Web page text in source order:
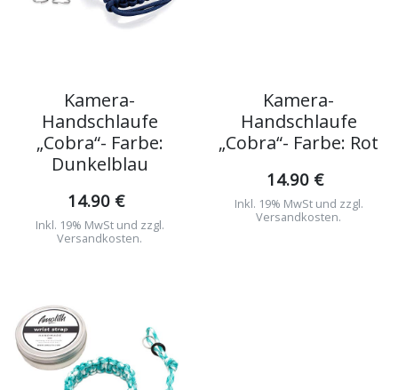
Kamera-
Handschlaufe
„Cobra“- Farbe:
Dunkelblau
14.90 €
Inkl. 19% MwSt und zzgl.
Versandkosten.
Kamera-
Handschlaufe
„Cobra“- Farbe: Rot
14.90 €
Inkl. 19% MwSt und zzgl.
Versandkosten.